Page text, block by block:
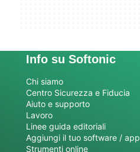
Info su Softonic
Chi siamo
Centro Sicurezza e Fiducia
Aiuto e supporto
Lavoro
Linee guida editoriali
Aggiungi il tuo software / app
Strumenti online